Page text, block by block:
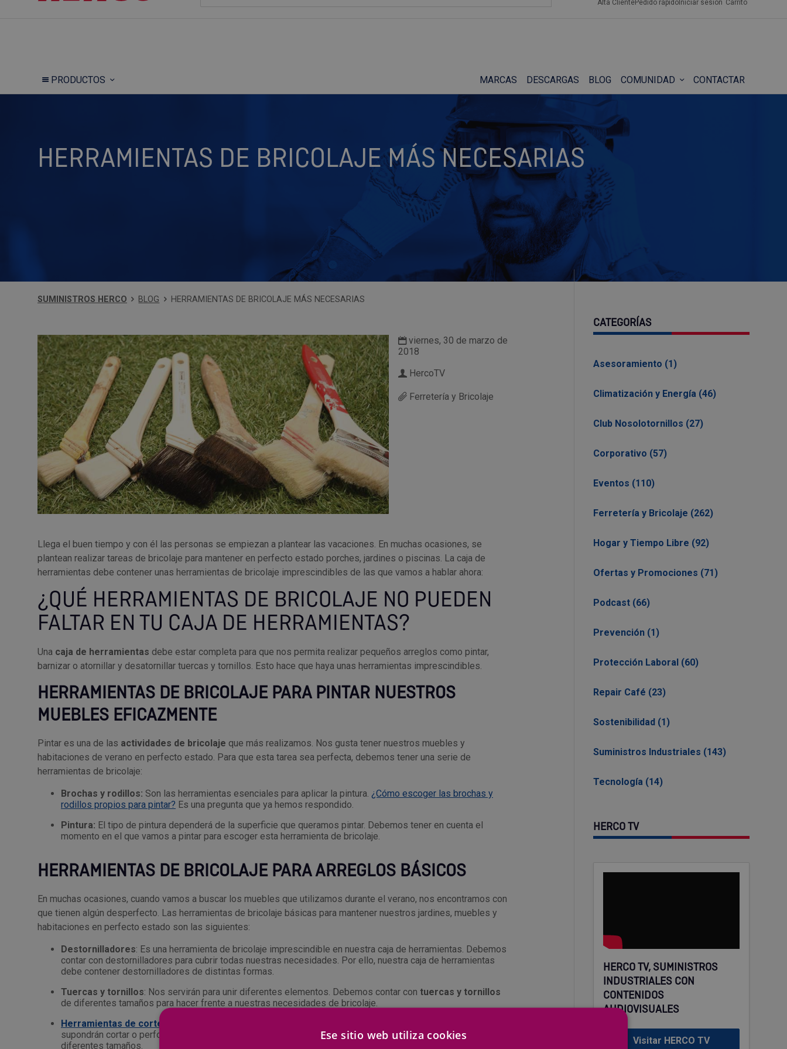
Alta ClientePedido rápido Iniciar sesión Carrito
PRODUCTOS MARCAS DESCARGAS BLOG COMUNIDAD CONTACTAR
HERRAMIENTAS DE BRICOLAJE MÁS NECESARIAS
SUMINISTROS HERCO BLOG HERRAMIENTAS DE BRICOLAJE MÁS NECESARIAS
viernes, 30 de marzo de
2018
HercoTV
Ferretería y Bricolaje
Llega el buen tiempo y con él las personas se empiezan a plantear las vacaciones. En muchas ocasiones, se
plantean realizar tareas de bricolaje para mantener en perfecto estado porches, jardines o piscinas. La caja de
herramientas debe contener unas herramientas de bricolaje imprescindibles de las que vamos a hablar ahora:
¿QUÉ HERRAMIENTAS DE BRICOLAJE NO PUEDEN
FALTAR EN TU CAJA DE HERRAMIENTAS?
Una caja de herramientas debe estar completa para que nos permita realizar pequeños arreglos como pintar,
barnizar o atornillar y desatornillar tuercas y tornillos. Esto hace que haya unas herramientas imprescindibles.
HERRAMIENTAS DE BRICOLAJE PARA PINTAR NUESTROS
MUEBLES EFICAZMENTE
Pintar es una de las actividades de bricolaje que más realizamos. Nos gusta tener nuestros muebles y
habitaciones de verano en perfecto estado. Para que esta tarea sea perfecta, debemos tener una serie de
herramientas de bricolaje:
Brochas y rodillos: Son las herramientas esenciales para aplicar la pintura. ¿Cómo escoger las brochas y
rodillos propios para pintar? Es una pregunta que ya hemos respondido.
Pintura: El tipo de pintura dependerá de la superficie que queramos pintar. Debemos tener en cuenta el
momento en el que vamos a pintar para escoger esta herramienta de bricolaje.
HERRAMIENTAS DE BRICOLAJE PARA ARREGLOS BÁSICOS
En muchas ocasiones, cuando vamos a buscar los muebles que utilizamos durante el verano, nos encontramos con
que tienen algún desperfecto. Las herramientas de bricolaje básicas para mantener nuestros jardines, muebles y
habitaciones en perfecto estado son las siguientes:
Destornilladores: Es una herramienta de bricolaje imprescindible en nuestra caja de herramientas. Debemos
contar con destornilladores para cubrir todas nuestras necesidades. Por ello, nuestra caja de herramientas
debe contener destornilladores de distintas formas.
Tuercas y tornillos: Nos servirán para unir diferentes elementos. Debemos contar con tuercas y tornillos
de diferentes tamaños para hacer frente a nuestras necesidades de bricolaje.
Herramientas de corte
supondrán cortar o perforar materiales. Para ello, debemos contar con taladros, brocas y sierras de
diferentes tamaños.
CATEGORÍAS
Asesoramiento (1)
Climatización y Energía (46)
Club Nosolotornillos (27)
Corporativo (57)
Eventos (110)
Ferretería y Bricolaje (262)
Hogar y Tiempo Libre (92)
Ofertas y Promociones (71)
Podcast (66)
Prevención (1)
Protección Laboral (60)
Repair Café (23)
Sostenibilidad (1)
Suministros Industriales (143)
Tecnología (14)
HERCO TV
HERCO TV, SUMINISTROS
INDUSTRIALES CON
CONTENIDOS
AUDIOVISUALES
Visitar HERCO TV
Ese sitio web utiliza cookies